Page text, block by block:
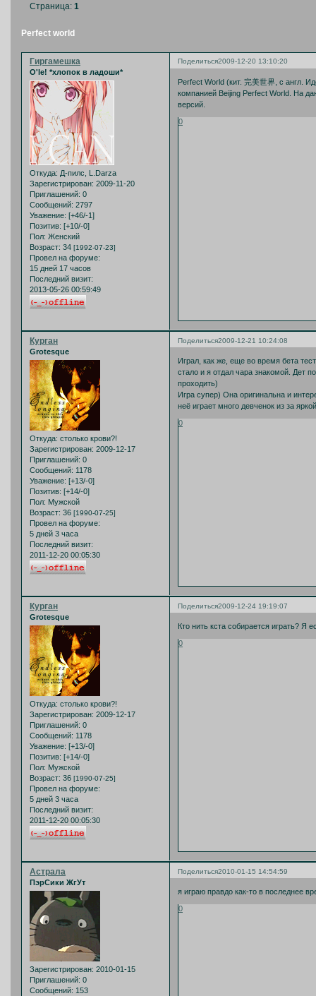
Perfect world
Страница:1
Поделиться2009-12-20 13:10:20
Гиргамешка
O'le! *хлопок в ладоши*
Откуда: Д-пилс, L.Darza
Зарегистрирован: 2009-11-20
Приглашений: 0
Сообщений: 2797
Уважение: [+46/-1]
Позитив: [+10/-0]
Пол: Женский
Возраст: 34 [1992-07-23]
Провел на форуме:
15 дней 17 часов
Последний визит:
2013-05-26 00:59:49
Perfect World (кит. 完美世界, с англ.
компанией Beijing Perfect World. На
версий.
0
Поделиться2009-12-21 10:24:08
Курган
Grotesque
Откуда: столько крови?!
Зарегистрирован: 2009-12-17
Приглашений: 0
Сообщений: 1178
Уважение: [+13/-0]
Позитив: [+14/-0]
Пол: Мужской
Возраст: 36 [1990-07-25]
Провел на форуме:
5 дней 3 часа
Последний визит:
2011-12-20 00:05:30
Играл, как же, еще во время бета
стало и я отдал чара знакомой. Дет
проходить)
Игра супер) Она оригинальна и
неё играет много девченок из за
0
Поделиться2009-12-24 19:19:07
Курган
Grotesque
Откуда: столько крови?!
Зарегистрирован: 2009-12-17
Приглашений: 0
Сообщений: 1178
Уважение: [+13/-0]
Позитив: [+14/-0]
Пол: Мужской
Возраст: 36 [1990-07-25]
Провел на форуме:
5 дней 3 часа
Последний визит:
2011-12-20 00:05:30
Кто нить кста собирается играть? Я
0
Поделиться2010-01-15 14:54:59
Астрала
ПэрСики ЖгУт
Зарегистрирован: 2010-01-15
Приглашений: 0
Сообщений: 153
я играю правдо как-то в последнее
0